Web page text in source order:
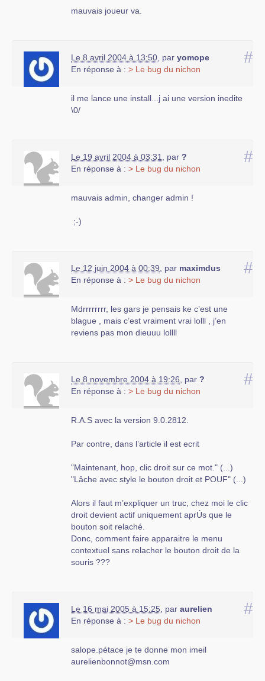
mauvais joueur va.
#
Le 8 avril 2004 à 13:50 par yomope
En réponse à : > Le bug du nichon
il me lance une install...j ai une version inedite
\0/
#
Le 19 avril 2004 à 03:31 par ?
En réponse à : > Le bug du nichon
mauvais admin, changer admin !
;-)
#
Le 12 juin 2004 à 00:39 par maximdus
En réponse à : > Le bug du nichon
Mdrrrrrrrr, les gars je pensais ke c’est une
blague , mais c’est vraiment vrai lolll , j’en
reviens pas mon dieuuu lollll
#
Le 8 novembre 2004 à 19:26 par ?
En réponse à : > Le bug du nichon
R.A.S avec la version 9.0.2812.
Par contre, dans l’article il est ecrit
"Maintenant, hop, clic droit sur ce mot." (...)
"Lâche avec style le bouton droit et POUF" (...)
Alors il faut m’expliquer un truc, chez moi le clic
droit devient actif uniquement aprÚs que le
bouton soit relaché.
Donc, comment faire apparaitre le menu
contextuel sans relacher le bouton droit de la
souris ???
#
Le 16 mai 2005 à 15:25 par aurelien
En réponse à : > Le bug du nichon
salope.pétace je te donne mon imeil
aurelienbonnot@msn.com